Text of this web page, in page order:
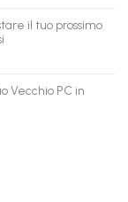
il tuo prossimo
Vecchio PC in